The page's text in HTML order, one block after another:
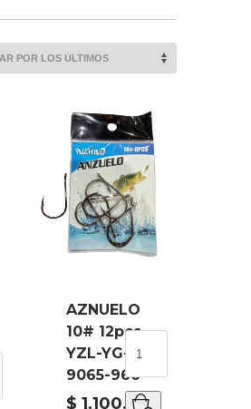
AZNUELO
10# 12pcs
YZL-YG-
9065-960
$ 1,100.00
AZNUELO
10#
12pcs
YZL-